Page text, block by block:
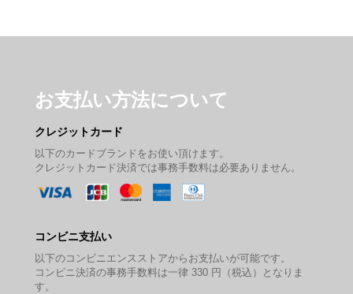
お支払い方法について
クレジットカード
以下のカードブランドをお使い頂けます。
クレジットカード決済では事務手数料は必要ありません。
コンビニ支払い
以下のコンビニエンスストアからお支払いが可能です。
コンビニ決済の事務手数料は一律 330 円（税込）となりま
す。